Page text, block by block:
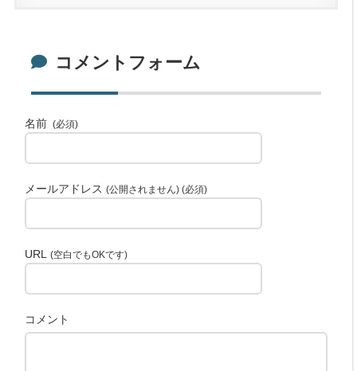
コメントフォーム
名前 (必須)
メールアドレス(公開されません) (必須)
URL(空白でもOKです)
コメント